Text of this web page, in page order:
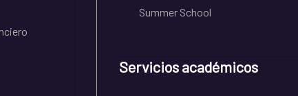
Summer School
Servicios académicos